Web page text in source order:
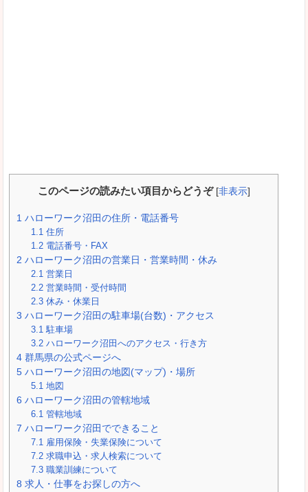
このページの読みたい項目からどうぞ [非表示]
1 ハローワーク沼田の住所・電話番号
1.1 住所
1.2 電話番号・FAX
2 ハローワーク沼田の営業日・営業時間・休み
2.1 営業日
2.2 営業時間・受付時間
2.3 休み・休業日
3 ハローワーク沼田の駐車場(台数)・アクセス
3.1 駐車場
3.2 ハローワーク沼田へのアクセス・行き方
4 群馬県の公式ページへ
5 ハローワーク沼田の地図(マップ)・場所
5.1 地図
6 ハローワーク沼田の管轄地域
6.1 管轄地域
7 ハローワーク沼田でできること
7.1 雇用保険・失業保険について
7.2 求職申込・求人検索について
7.3 職業訓練について
8 求人・仕事をお探しの方へ